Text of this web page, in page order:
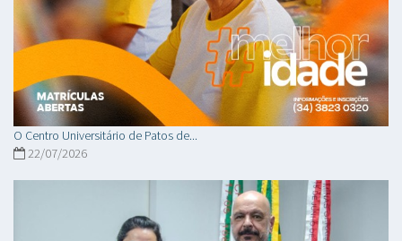
O Centro Universitário de Patos de...
22/07/2026